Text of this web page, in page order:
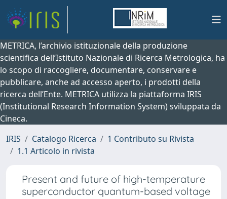
METRICA, l’archivio istituzionale della produzione
scientifica dell’Istituto Nazionale di Ricerca Metrologica, ha
lo scopo di raccogliere, documentare, conservare e
pubblicare, anche ad accesso aperto, i prodotti della
ricerca dell’Ente. METRICA utilizza la piattaforma IRIS
(Institutional Research Information System) sviluppata da
Cineca.
IRIS
Catalogo Ricerca
1 Contributo su Rivista
1.1 Articolo in rivista
Present and future of high-temperature
superconductor quantum-based voltage